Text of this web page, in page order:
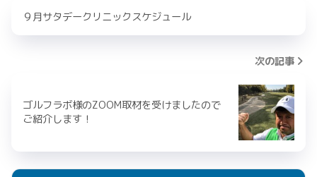
９月サタデークリニックスケジュール
次の記事
ゴルフラボ様のZOOM取材を受けましたので
ご紹介します！